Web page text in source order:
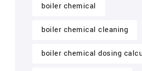
boiler chemical
boiler chemical cleaning
boiler chemical dosing